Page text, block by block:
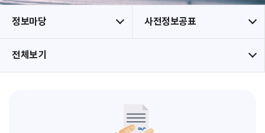
정보마당 사전정보공표
전체보기